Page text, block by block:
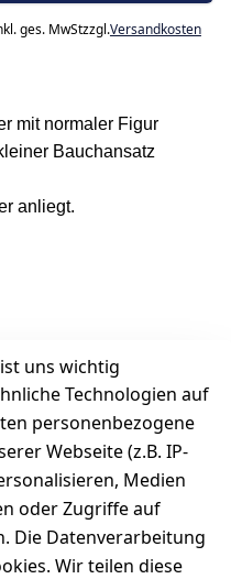
ges. MwStzzgl.Versandkosten
mit normaler Figur
Bauchansatz
anliegt.
uns wichtig
Technologien auf
personenbezogene
Webseite (z.B. IP-
Medien
oder Zugriffe auf
Die Datenverarbeitung
Wir teilen diese